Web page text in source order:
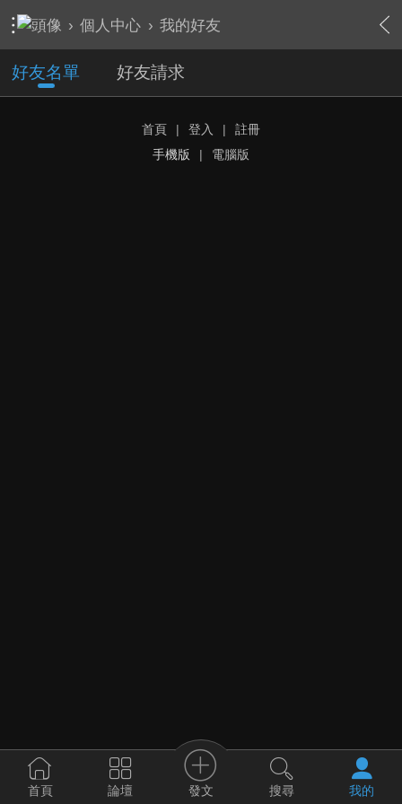
› 個人中心 › 我的好友
好友名單 好友請求
首頁 | 登入 |
註冊
手機版
| 電腦版
首頁 論壇 發文 搜尋 我的